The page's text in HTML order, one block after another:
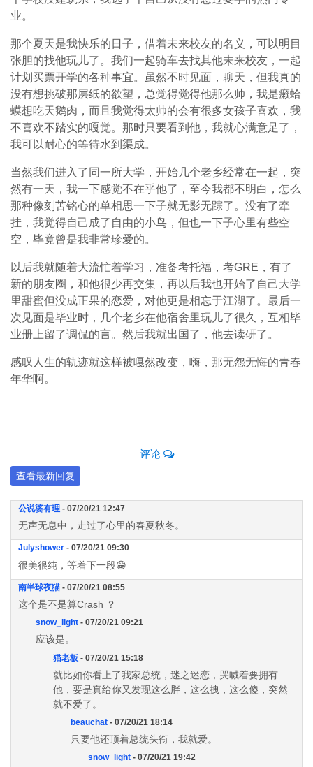
业。
那个夏天是我快乐的日子，借着未来校友的名义，可以明目
张胆的找他玩儿了。我们一起骑车去找其他未来校友，一起
计划买票开学的各种事宜。虽然不时见面，聊天，但我真的
没有想挑破那层纸的欲望，总觉得觉得他那么帅，我是癞蛤
蟆想吃天鹅肉，而且我觉得太帅的会有很多女孩子喜欢，我
不喜欢不踏实的嘎觉。那时只要看到他，我就心满意足了，
我可以耐心的等待水到渠成。
当然我们进入了同一所大学，开始几个老乡经常在一起，突
然有一天，我一下感觉不在乎他了，至今我都不明白，怎么
那种像刻苦铭心的单相思一下子就无影无踪了。没有了牵
挂，我觉得自己成了自由的小鸟，但也一下子心里有些空
空，毕竟曾是我非常珍爱的。
以后我就随着大流忙着学习，准备考托福，考GRE，有了
新的朋友圈，和他很少再交集，再以后我也开始了自己大学
里甜蜜但没成正果的恋爱，对他更是相忘于江湖了。最后一
次见面是毕业时，几个老乡在他宿舍里玩儿了很久，互相毕
业册上留了调侃的言。然后我就出国了，他去读研了。
感叹人生的轨迹就这样被嘎然改变，嗨，那无怨无悔的青春
年华啊。
评论
查看最新回复
公说婆有理 - 07/20/21 12:47
无声无息中，走过了心里的春夏秋冬。
Julyshower - 07/20/21 09:30
很美很纯，等着下一段😁
南半球夜猫 - 07/20/21 08:55
这个是不是算Crash ？
snow_light - 07/20/21 09:21
应该是。
猫老板 - 07/20/21 15:18
就比如你看上了我家总统，迷之迷恋，哭喊着要拥有
他，要是真给你又发现这么胖，这么拽，这么傻，突然
就不爱了。
beauchat - 07/20/21 18:14
只要他还顶着总统头衔，我就爱。
snow_light - 07/20/21 19:42